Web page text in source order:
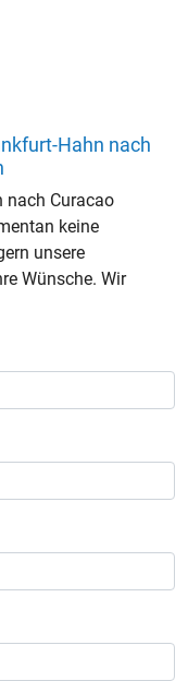
Hahn nach
nach Curacao
keine
unsere
Wünsche. Wir